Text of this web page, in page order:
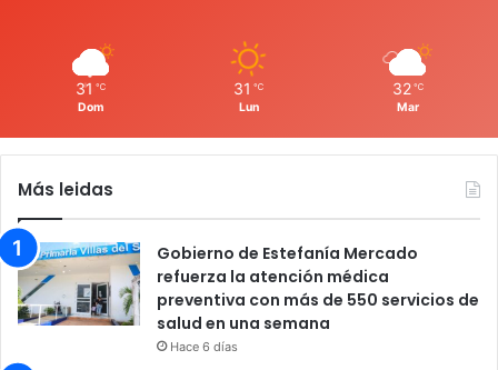
31 ℃
Dom
31 ℃
Lun
32 ℃
Mar
Más leidas
Gobierno de Estefanía Mercado
refuerza la atención médica
preventiva con más de 550 servicios de
salud en una semana
Hace 6 días